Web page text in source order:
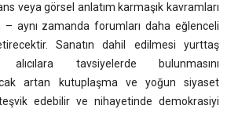
veya görsel anlatım karmaşık kavramları
– aynı zamanda forumları daha eğlenceli
Sanatın dahil edilmesi yurttaş
tavsiyelerde bulunmasını
artan kutuplaşma ve yoğun siyaset
edebilir ve nihayetinde demokrasiyi